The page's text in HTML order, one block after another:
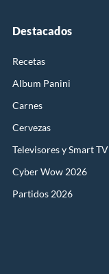
Destacados
Recetas
Album Panini
Carnes
Cervezas
Televisores y Smart TV
Cyber Wow 2026
Partidos 2026